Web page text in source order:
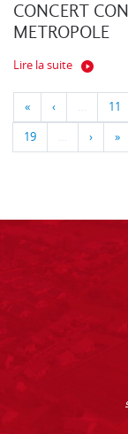
CONCERT
METROPOLE
Lire la suite
« ‹ … 11
19 … › »